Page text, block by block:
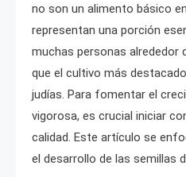
no son un alimento básico
representan una porción
muchas personas alrededor
que el cultivo más
judías. Para fomentar el
vigorosa, es crucial iniciar
calidad. Este artículo se
el desarrollo de las semillas